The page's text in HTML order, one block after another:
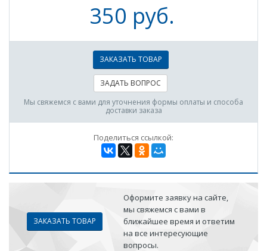
350 руб.
ЗАКАЗАТЬ ТОВАР
ЗАДАТЬ ВОПРОС
Мы свяжемся с вами для уточнения формы оплаты и способа
доставки заказа
Поделиться ссылкой:
ЗАКАЗАТЬ ТОВАР
Оформите заявку на сайте,
мы свяжемся с вами в
ближайшее время и ответим
на все интересующие
вопросы.